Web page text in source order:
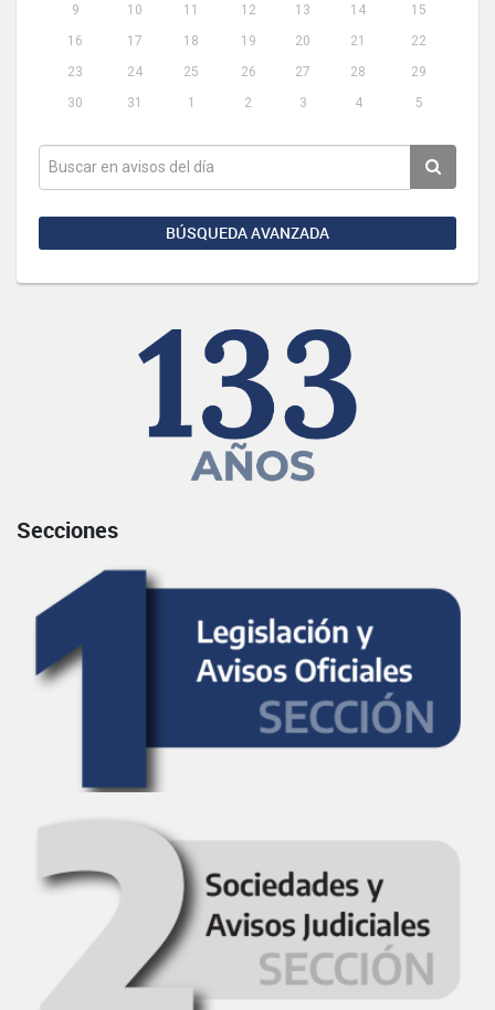
9
10 11 12 13 14
15
16
17 18 19 20 21
22
23
24 25 26 27 28
29
30
31 1 2 3 4 5
BÚSQUEDA AVANZADA
Secciones